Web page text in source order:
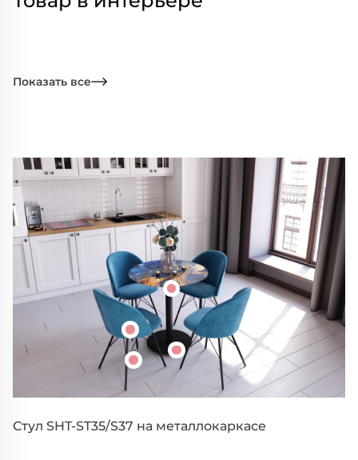
Показать все
Стул SHT-ST35/S37 на металлокаркасе